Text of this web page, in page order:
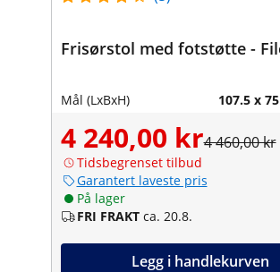
Frisørstol med fotstøtte -
Mål (LxBxH) 107.5 x
4 240,00 kr4 460,00 kr
Tidsbegrenset tilbud
Garantert laveste pris
På lager
FRI FRAKT ca. 20.8.
Legg i handlekurven